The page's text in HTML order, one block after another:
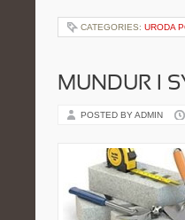
CATEGORIES: URODA
MUNDUR I
POSTED BY ADMIN